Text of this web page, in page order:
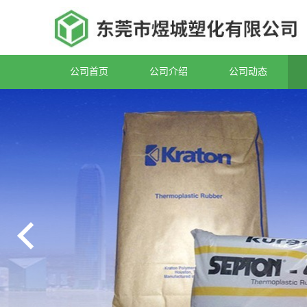
公司首页 公司介绍 公司动态